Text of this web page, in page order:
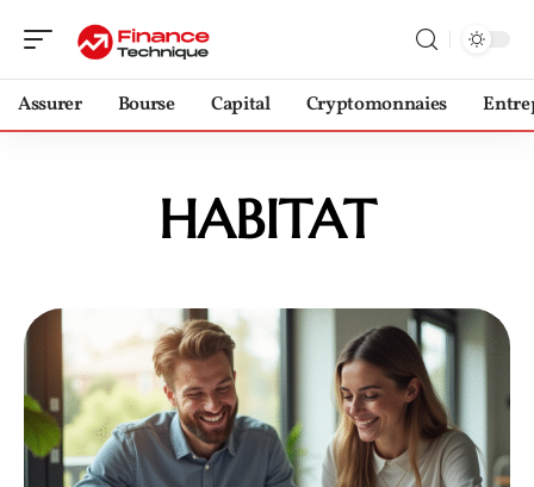
Assurer Bourse Capital Cryptomonnaies
HABITAT